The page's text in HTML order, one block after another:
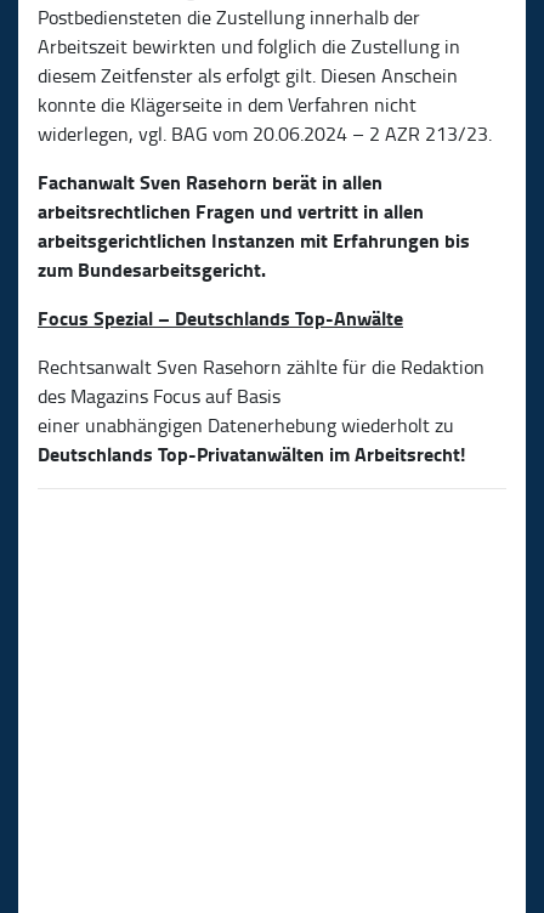
Postbediensteten die Zustellung innerhalb der
Arbeitszeit bewirkten und folglich die Zustellung in
diesem Zeitfenster als erfolgt gilt. Diesen Anschein
konnte die Klägerseite in dem Verfahren nicht
widerlegen, vgl. BAG vom 20.06.2024 – 2 AZR 213/23.
Fachanwalt Sven Rasehorn berät in allen
arbeitsrechtlichen Fragen und vertritt in allen
arbeitsgerichtlichen Instanzen mit Erfahrungen bis
zum Bundesarbeitsgericht.
Focus Spezial – Deutschlands Top-Anwälte
Rechtsanwalt Sven Rasehorn zählte für die Redaktion
des Magazins Focus auf Basis
einer unabhängigen Datenerhebung wiederholt zu
Deutschlands Top-Privatanwälten im Arbeitsrecht!